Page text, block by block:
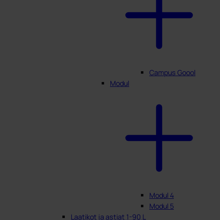
Campus Goool
Modul
Modul 4
Modul 5
Laatikot ja astiat 1-90 L